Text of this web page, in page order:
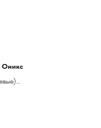
Оникс